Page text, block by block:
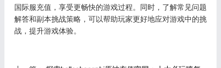
国际服充值，享受更畅快的游戏过程。同时，了解常见问题
解答和副本挑战策略，可以帮助玩家更好地应对游戏中的挑
战，提升游戏体验。